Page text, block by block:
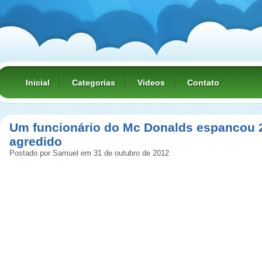
Inicial Categorias Videos Contato
Um funcionário do Mc Donalds espancou
agredido
Postado por Samuel em 31 de outubro de 2012